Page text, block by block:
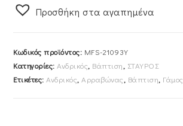
Χρυσός
Ένθετους
Προσθήκη στα αγαπημένα
Κωδικός προϊόντος: MFS-21093Y
Κατηγορίες: Ανδρικός, Βάπτιση, ΣΤΑΥΡΟΣ
Ετικέτες: Ανδρικός, Αρραβώνας, Βάπτιση, Γάμος